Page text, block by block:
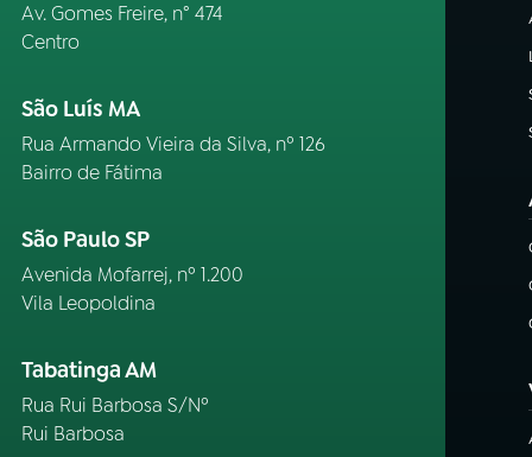
Av. Gomes Freire, n° 474
Centro
São Luís MA
Rua Armando Vieira da Silva, nº 126
Bairro de Fátima
São Paulo SP
Avenida Mofarrej, nº 1.200
Vila Leopoldina
Tabatinga AM
Rua Rui Barbosa S/Nº
Rui Barbosa